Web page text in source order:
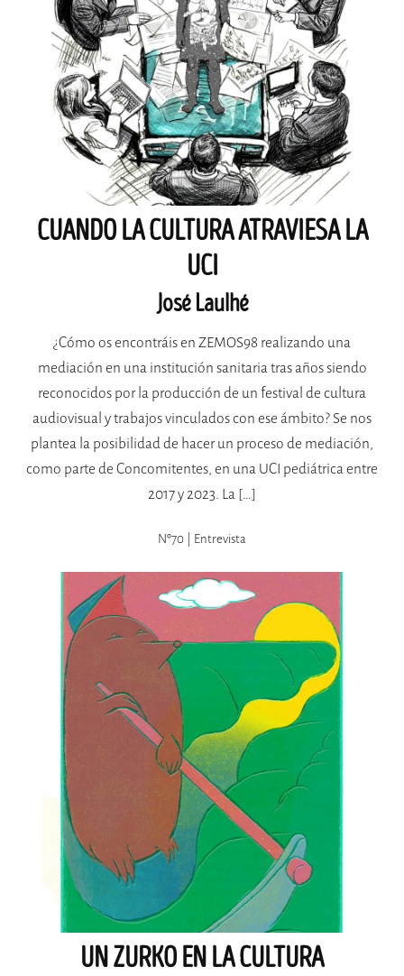
CUANDO LA CULTURA ATRAVIESA LA
UCI
José Laulhé
¿Cómo os encontráis en ZEMOS98 realizando una
mediación en una institución sanitaria tras años siendo
reconocidos por la producción de un festival de cultura
audiovisual y trabajos vinculados con ese ámbito? Se nos
plantea la posibilidad de hacer un proceso de mediación,
como parte de Concomitentes, en una UCI pediátrica entre
2017 y 2023. La […]
Nº70 | Entrevista
UN ZURKO EN LA CULTURA